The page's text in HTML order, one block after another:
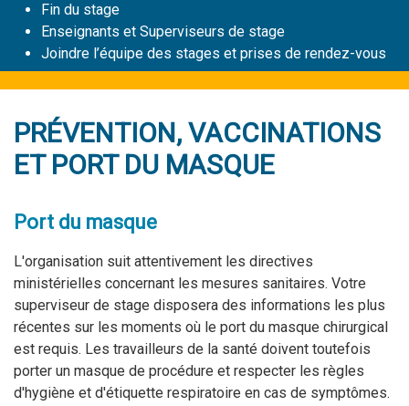
Fin du stage
Enseignants et Superviseurs de stage
Joindre l’équipe des stages et prises de rendez-vous
PRÉVENTION, VACCINATIONS
ET PORT DU MASQUE
Port du masque
L'organisation suit attentivement les directives
ministérielles concernant les mesures sanitaires. Votre
superviseur de stage disposera des informations les plus
récentes sur les moments où le port du masque chirurgical
est requis. Les travailleurs de la santé doivent toutefois
porter un masque de procédure et respecter les règles
d'hygiène et d'étiquette respiratoire en cas de symptômes.